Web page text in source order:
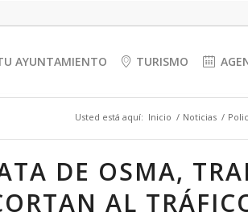
AYUNTAMIENTO TURISMO
Usted está aquí: Inicio / Noticias /
DE OSMA,
AL